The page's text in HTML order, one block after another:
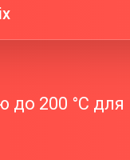
до 200 °C для